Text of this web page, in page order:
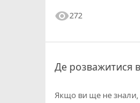
visibility272
Де розважитися
Якщо ви ще не знали,